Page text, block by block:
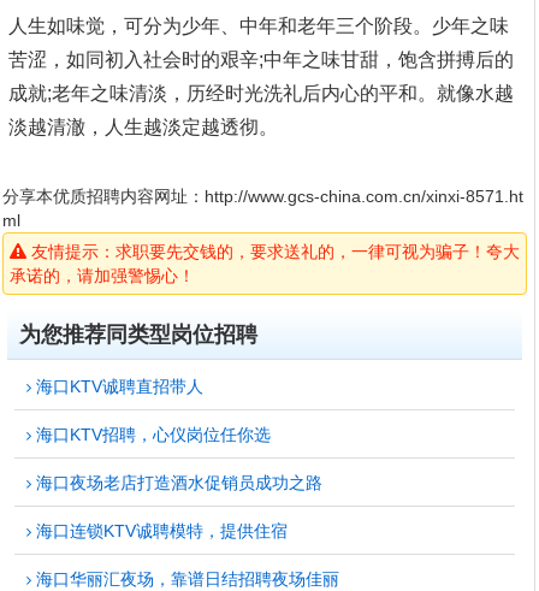
人生如味觉，可分为少年、中年和老年三个阶段。少年之味
苦涩，如同初入社会时的艰辛;中年之味甘甜，饱含拼搏后的
成就;老年之味清淡，历经时光洗礼后内心的平和。就像水越
淡越清澈，人生越淡定越透彻。
分享本优质招聘内容网址： http://www.gcs-china.com.cn/xinxi-8571.ht
ml
友情提示：求职要先交钱的，要求送礼的，一律可视为骗子！夸大
承诺的，请加强警惕心！
为您推荐同类型岗位招聘
海口KTV诚聘直招带人
海口KTV招聘，心仪岗位任你选
海口夜场老店打造酒水促销员成功之路
海口连锁KTV诚聘模特，提供住宿
海口华丽汇夜场，靠谱日结招聘夜场佳丽